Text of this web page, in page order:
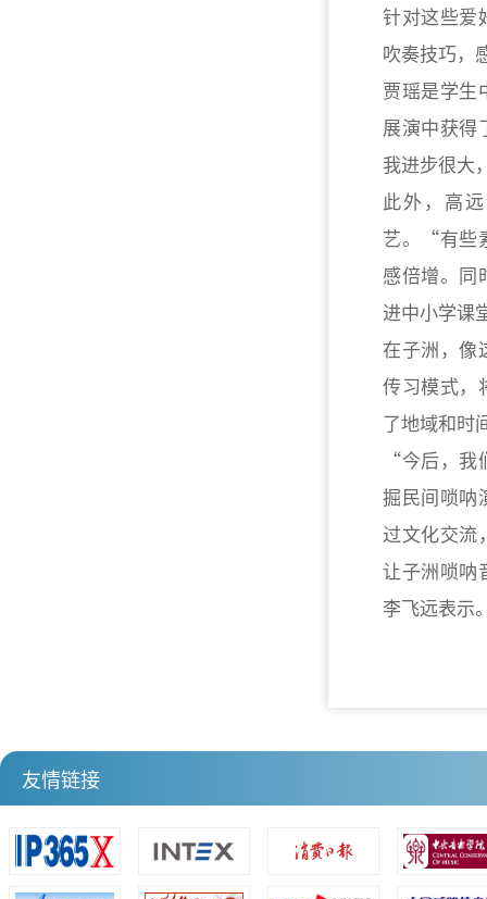
针对这些爱
吹奏技巧，
贾瑶是学生
展演中获得
我进步很大
此外，高
艺。“有些
感倍增。
进中小学课
在子洲，像
传习模式，
了地域和时
“今后，我
掘民间唢呐
过文化交流
让子洲唢呐
李飞远表示
友情链接